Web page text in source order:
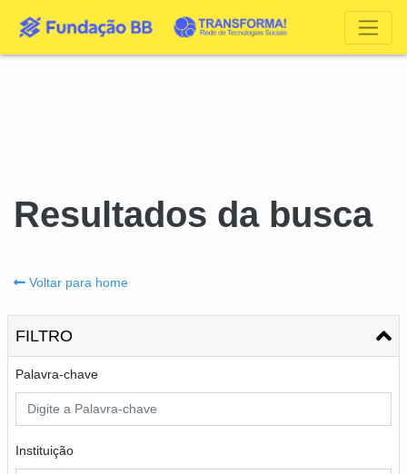
Resultados da busca
Voltar para home
FILTRO
Palavra-chave
Instituição